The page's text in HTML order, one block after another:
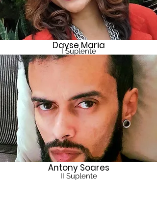
II Suplente
Dayse Maria
I Suplente
Antony Soares